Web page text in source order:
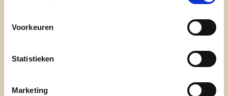
Voorkeuren
Statistieken
Marketing
honden komen
Meer toegang in het stadspark zoals in het